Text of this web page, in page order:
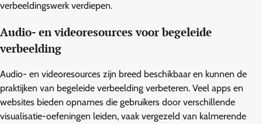
verbeeldingswerk verdiepen.
Audio- en videoresources voor begeleide
verbeelding
Audio- en videoresources zijn breed beschikbaar en kunnen de
praktijken van begeleide verbeelding verbeteren. Veel apps en
websites bieden opnames die gebruikers door verschillende
visualisatie-oefeningen leiden, vaak vergezeld van kalmerende